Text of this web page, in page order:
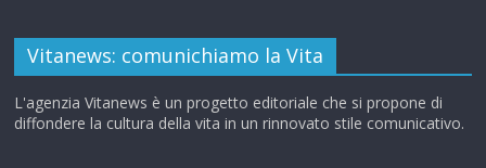
Vitanews: comunichiamo la Vita
L'agenzia Vitanews è un progetto editoriale che si propone di
diffondere la cultura della vita in un rinnovato stile comunicativo.